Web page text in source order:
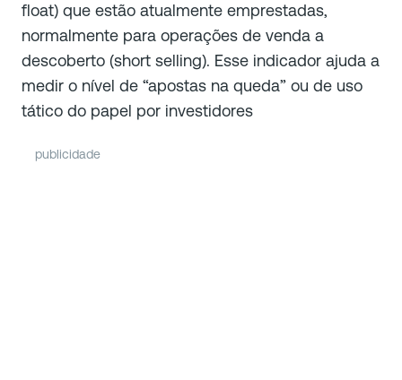
float) que estão atualmente emprestadas,
normalmente para operações de venda a
descoberto (short selling). Esse indicador ajuda a
medir o nível de “apostas na queda” ou de uso
tático do papel por investidores
publicidade